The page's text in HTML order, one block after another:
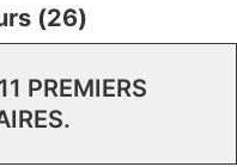
(26)
PREMIERS